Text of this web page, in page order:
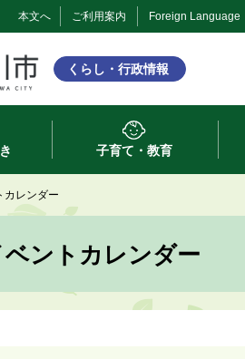
本文へ ご利用案内 Foreign Language
くらし・行政情報
子育て・教育
カレンダー
ベントカレンダー